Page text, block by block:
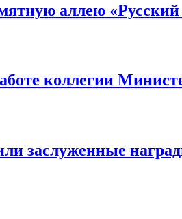
аллею «Русский
коллегии
заслуженные